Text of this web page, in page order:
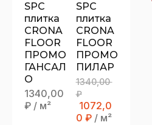
SPC
плитка
CRONA
FLOOR
ПРОМО
ГАНСАЛ
О
1340,00
₽ / м²
SPC
плитка
CRONA
FLOOR
ПРОМО
ПИЛАР
1340,00
₽
1072,0
0 ₽ / м²